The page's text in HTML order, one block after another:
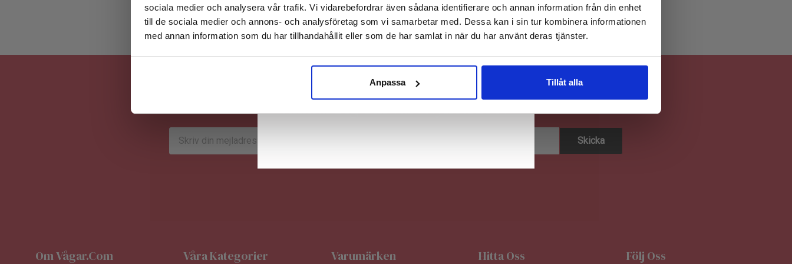
sociala medier och analysera vår trafik. Vi vidarebefordrar även sådana identifierare och annan information från din enhet
till de sociala medier och annons- och analysföretag som vi samarbetar med. Dessa kan i sin tur kombinera informationen
med annan information som du har tillhandahållit eller som de har samlat in när du har använt deras tjänster.
Anpassa Tillåt alla
Anmäl Dig Till Vårt Nyhetsbrev
Om Vågar.com Våra Kategorier Varumärken Hitta Oss Följ Oss
Nej, tack